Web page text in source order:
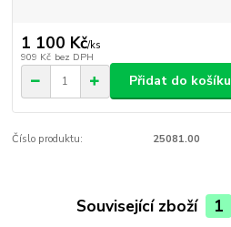
1 100 Kč/ks
909 Kč bez DPH
Přidat do košíku
Číslo produktu: 25081.00
Související zboží 1